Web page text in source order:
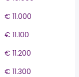
€ 11.000
€ 11.100
€ 11.200
€ 11.300